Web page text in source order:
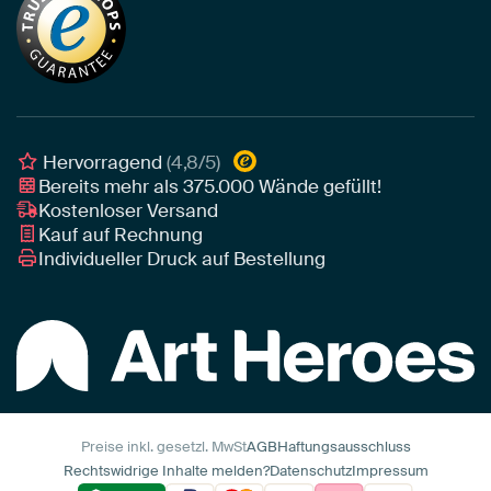
Tapete
Leinwand
Leinwand für draußen
Akustik-Tipps
Tipps von unseren Botschaftern
Individuelle Einrichtungsberatung
Unser Team
Botschafter
Awards und Preise
Art Heroes App
Hervorragend(4,8/5)
Bereits mehr als375.000Wände gefüllt!
Kostenloser Versand
Kauf auf Rechnung
Individueller Druck auf Bestellung
Preise inkl. gesetzl. MwStAGBHaftungsausschluss
Rechtswidrige Inhalte melden?DatenschutzImpressum